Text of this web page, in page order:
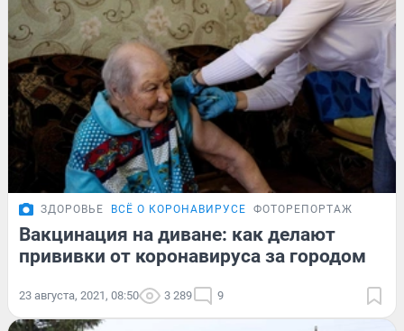
ЗДОРОВЬЕ ВСЁ О КОРОНАВИРУСЕ ФОТОРЕПОРТАЖ
Вакцинация на диване: как делают
прививки от коронавируса за городом
23 августа, 2021, 08:50 3 289 9